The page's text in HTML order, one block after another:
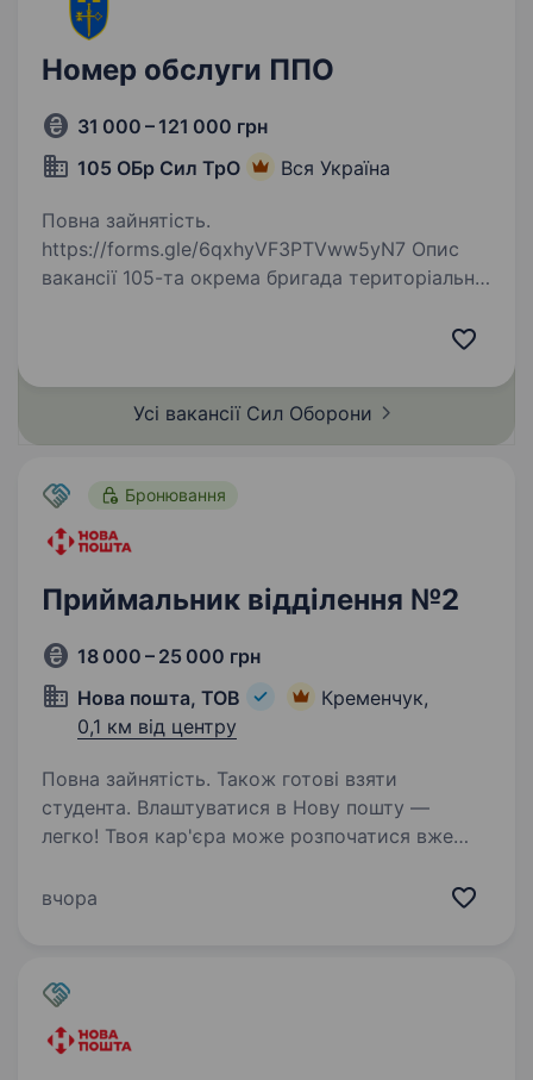
Номер обслуги ППО
31 000 – 121 000 грн
105 ОБр Сил ТрО
Вся Україна
Повна зайнятість.
https://forms.gle/6qxhyVF3PTVww5yN7 Опис
вакансії 105-та окрема бригада територіальної
у складі Регіонального…
Усі вакансії Сил Оборони
Бронювання
Приймальник відділення №2
18 000 – 25 000 грн
Нова пошта, ТОВ
Кременчук,
0,1 км від центру
Повна зайнятість. Також готові взяти
студента. Влаштуватися в Нову пошту —
легко! Твоя кар'єра може розпочатися вже
приймальника відділення. Ти шукаєш?
вчора